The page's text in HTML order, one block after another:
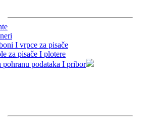
I vrpce za pisače
za pisače I plotere
pohranu podataka I pribor